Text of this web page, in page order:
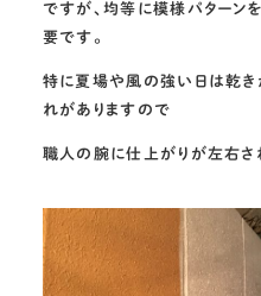
ですが、均等に模様パターン
要です。
特に夏場や風の強い日は乾き
れがありますので
職人の腕に仕上がりが左右さ